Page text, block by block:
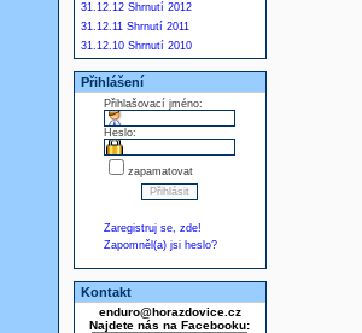
31.12.12 Shrnutí 2012
31.12.11 Shrnutí 2011
31.12.10 Shrnutí 2010
Přihlášení
Přihlašovací jméno:
Heslo:
zapamatovat
Zaregistruj se, zde!
Zapomněl(a) jsi heslo?
Kontakt
enduro@horazdovice.cz
Najdete nás na Facebooku: